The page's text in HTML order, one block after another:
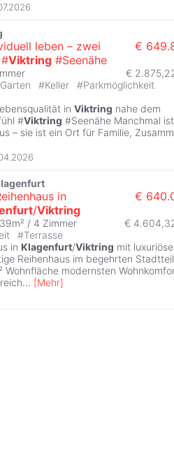
leben – zwei
Viktring #Seenähe
€
€
Garten #Keller #Parkmöglichkeit
in Viktring nahe dem
#Viktring #Seenähe Manchmal
– sie ist ein Ort für Familie,
in
/Viktring
€
/ 4 Zimmer €
#Terrasse
in Klagenfurt/Viktring mit
Reihenhaus im begehrten Stadtteil
Wohnfläche modernsten
... [Mehr]